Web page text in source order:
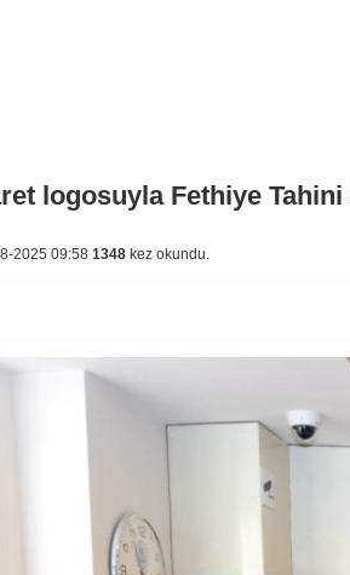
logosuyla Fethiye
2025 09:58 1348 kez okundu.